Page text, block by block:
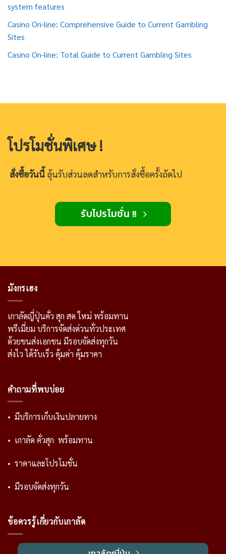
system features
Casino On-line: Comprehensive Guide to Current Gambling
Sites
Casino On-line: Total Guide to Current Gambling Sites
โปรโมชั่นพิเศษ !
สั่งซื้อวันนี้ ลุ้นรับส่วนลดสำหรับการสั่งซื้อครั้งถัดไป
รับโปรโมชั่น !!
มังกรเฮง
เกาลัดญี่ปุ่นคั่ว สุก สด ใหม่ พร้อมทาน
พรีเมี่ยม บริการจัดส่งด่วนทั่วประเทศ
ด้วยขนส่งเอกชน มีรอบจัดส่งทุกวัน
ส่งไว ได้รับเร็ว คุ้มค่า คุ้มราคา
คำถามที่พบบ่อย
• มีบริการเก็บเงินปลายทาง
• เกาลัด คั่วสุก พร้อมทาน
• ราคาและโปรโมชั่น
• มีรอบจัดส่งทุกวัน
ข้อควรรู้เกี่ยวกับเกาลัด